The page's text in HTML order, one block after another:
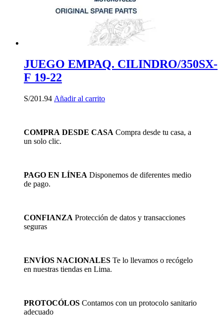
JUEGO EMPAQ. CILINDRO/350SX-
F 19-22
S/201.94 Añadir al carrito
COMPRA DESDE CASA Compra desde tu casa, a
un solo clic.
PAGO EN LÍNEA Disponemos de diferentes medio
de pago.
CONFIANZA Protección de datos y transacciones
seguras
ENVÍOS NACIONALES Te lo llevamos o recógelo
en nuestras tiendas en Lima.
PROTOCÓLOS Contamos con un protocolo sanitario
adecuado